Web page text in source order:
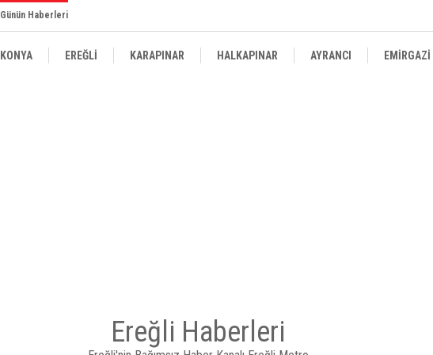
Günün Haberleri
KONYA EREĞLİ KARAPINAR HALKAPINAR AYRANCI EMİRGAZİ
Ereğli Haberleri